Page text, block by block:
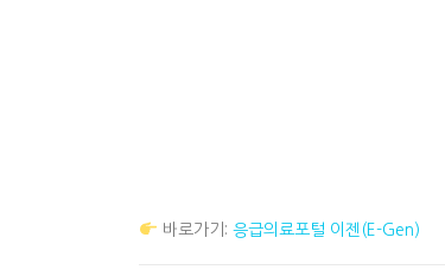
바로가기: 응급의료포털 이젠(E-Gen)